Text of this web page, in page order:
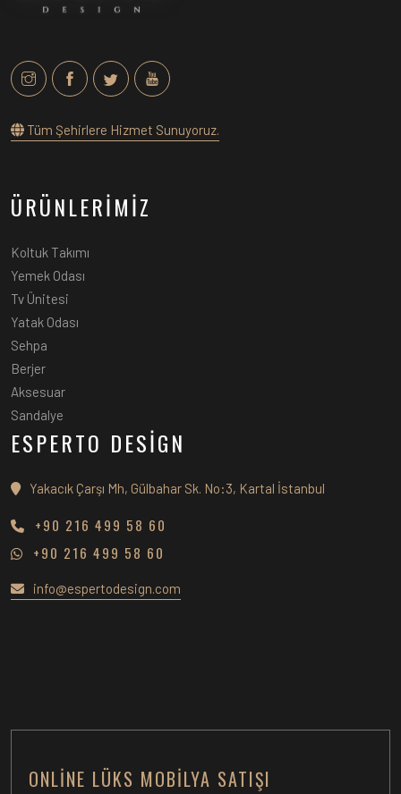
Tüm Şehirlere Hizmet Sunuyoruz.
ÜRÜNLERİMİZ
Koltuk Takımı
Yemek Odası
Tv Ünitesi
Yatak Odası
Sehpa
Berjer
Aksesuar
Sandalye
ESPERTO DESİGN
Yakacık Çarşı Mh, Gülbahar Sk. No:3, Kartal İstanbul
+90 216 499 58 60
+90 216 499 58 60
info@espertodesign.com
ONLINE LÜKS MOBILYA SATIŞI